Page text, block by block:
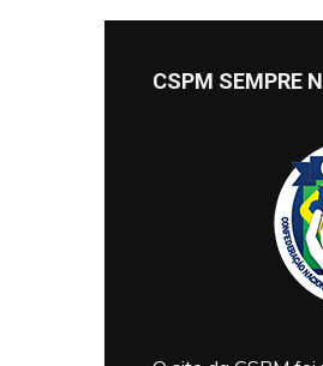
CSPM SEMPRE